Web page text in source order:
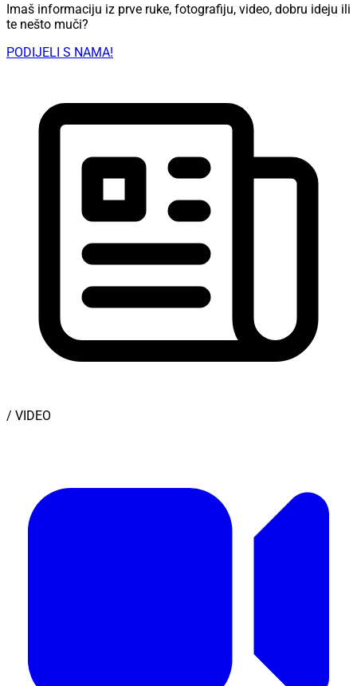
Imaš informaciju iz prve ruke, fotografiju, video, dobru ideju ili
te nešto muči?
PODIJELI S NAMA!
/ VIDEO